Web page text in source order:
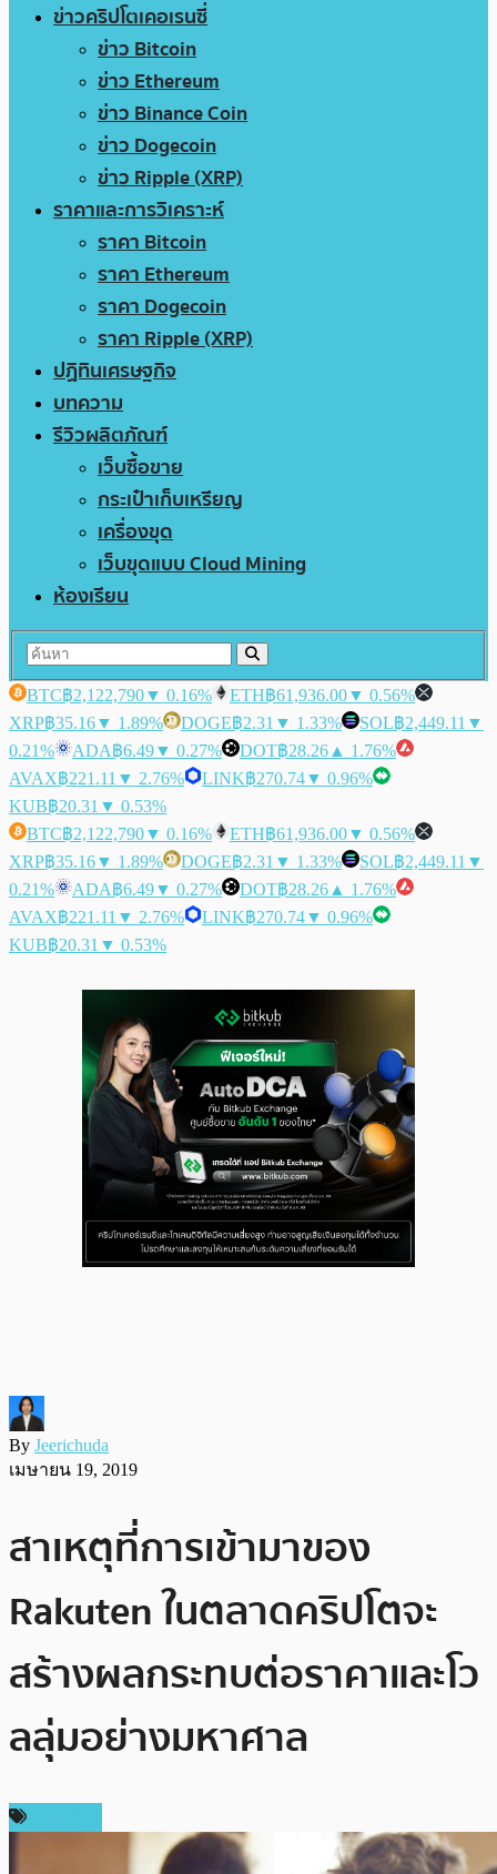
ข่าวคริปโตเคอเรนซี่
ข่าว Bitcoin
ข่าว Ethereum
ข่าว Binance Coin
ข่าว Dogecoin
ข่าว Ripple (XRP)
ราคาและการวิเคราะห์
ราคา Bitcoin
ราคา Ethereum
ราคา Dogecoin
ราคา Ripple (XRP)
ปฏิทินเศรษฐกิจ
บทความ
รีวิวผลิตภัณฑ์
เว็บซื้อขาย
กระเป๋าเก็บเหรียญ
เครื่องขุด
เว็บขุดแบบ Cloud Mining
ห้องเรียน
BTC฿2,122,790▼ 0.16% ETH฿61,936.00▼ 0.56%
XRP฿35.16▼ 1.89% DOGE฿2.31 ▼ 1.33% SOL฿2,449.11 ▼
0.21%
ADA฿6.49▼ 0.27% DOT฿28.26 ▲ 1.76%
AVAX฿221.11 ▼ 2.76% LINK฿270.74▼ 0.96%
KUB฿20.31 ▼ 0.53%
BTC฿2,122,790▼ 0.16% ETH฿61,936.00▼ 0.56%
XRP฿35.16▼ 1.89% DOGE฿2.31 ▼ 1.33% SOL฿2,449.11 ▼
0.21%
ADA฿6.49▼ 0.27% DOT฿28.26 ▲ 1.76%
AVAX฿221.11 ▼ 2.76% LINK฿270.74▼ 0.96%
KUB฿20.31 ▼ 0.53%
By Jeerichuda
เมษายน 19, 2019
สาเหตุที่การเข้ามาของ
Rakuten ในตลาดคริปโตจะ
สร้างผลกระทบต่อราคาและโว
ลลุ่มอย่างมหาศาล